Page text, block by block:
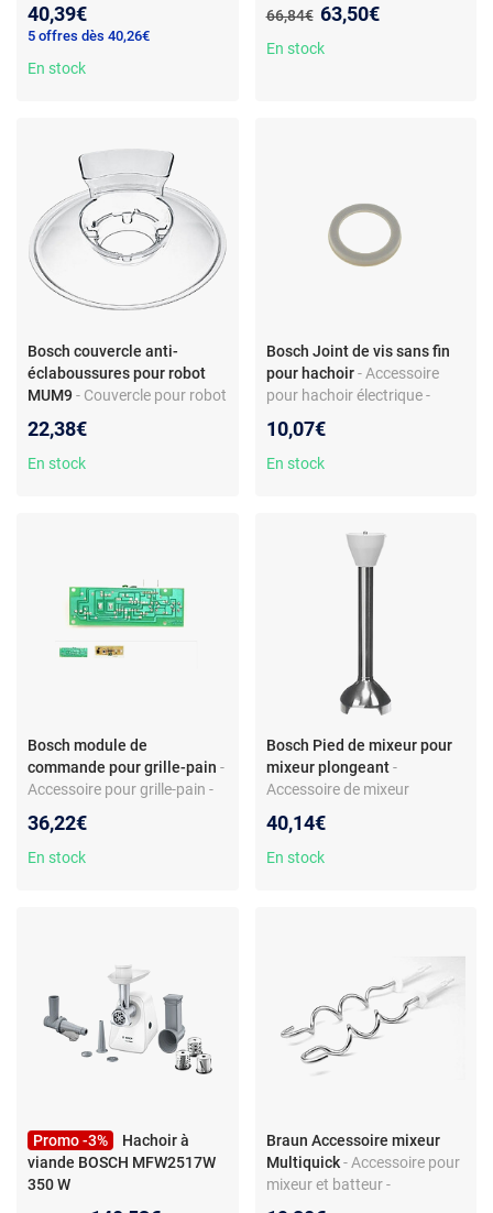
robuste - idéale buffet et
service
40,39€
5 offres dès 40,26€
En stock
Compatible MUM Serie 2 -
Corps acier - Montage rapide
Ancien prix :
66,84€ Nouveau prix :
63,50€
En stock
Bosch couvercle anti-
éclaboussures pour robot
MUM9- Couvercle pour robot
Compatibilité MUM9
Optimum - Plastique
22,38€
En stock
Bosch Joint de vis sans fin
pour hachoir - Accessoire
pour hachoir électrique -
Réf. 10003402 - Compatible
séries MFW674/686
10,07€
En stock
Bosch module de
commande pour grille-pain -
Accessoire pour grille-pain -
Compatible Bosch
TAT6004/02 et séries
36,22€
En stock
Bosch Pied de mixeur pour
mixeur plongeant -
Accessoire de mixeur
plastique - Compatible séries
MSM24x et MSM26x -
40,14€
En stock
Promo -3%
Hachoir à
viande BOSCH MFW2517W
350 W
Braun Accessoire mixeur
Multiquick - Accessoire pour
mixeur et batteur -